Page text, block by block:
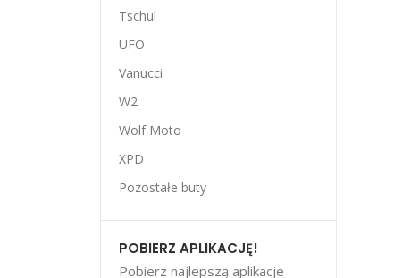
Tschul
UFO
Vanucci
W2
Wolf Moto
XPD
Pozostałe buty
POBIERZ APLIKACJĘ!
Pobierz najlepszą aplikacje